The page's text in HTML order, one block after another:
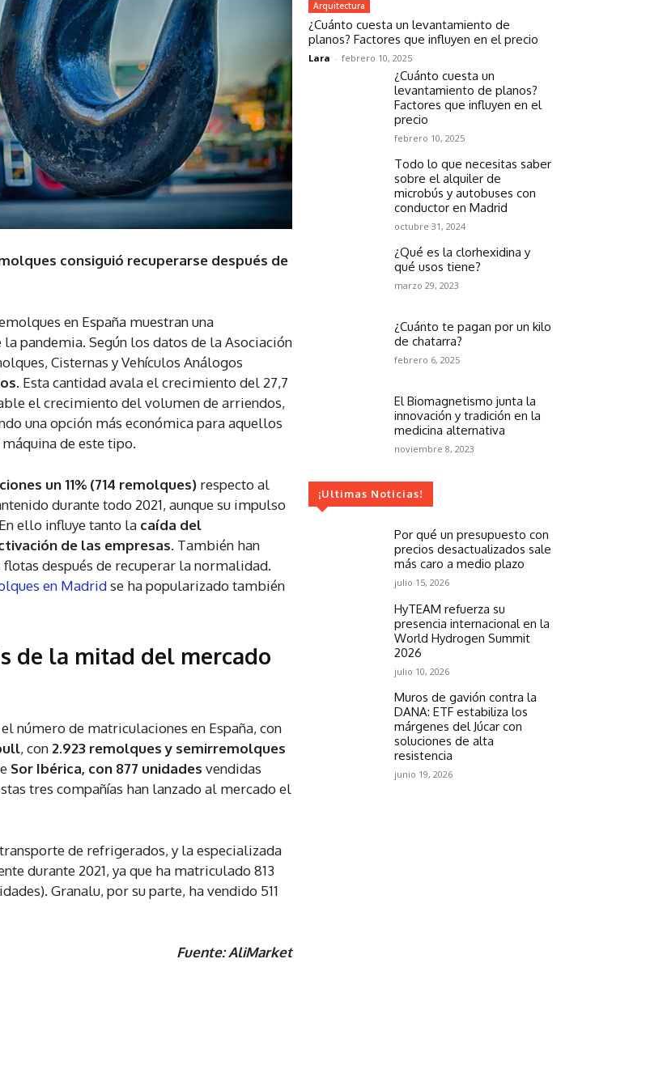
consiguió recuperarse después de
en España muestran una
pandemia. Según los datos de la Asociación
Cisternas y Vehículos Análogos
. Esta cantidad avala el crecimiento del 27,7
el crecimiento del volumen de arriendos,
una opción más económica para aquellos
de este tipo.
un 11% (714 remolques) respecto al
durante todo 2021, aunque su impulso
ello influye tanto la caída del
de las empresas. También han
después de recuperar la normalidad.
en Madridse ha popularizado también
de la mitad del mercado
el número de matriculaciones en España, con
, con 2.923 remolques y semirremolques
Sor Ibérica, con 877 unidades vendidas
tres compañías han lanzado al mercado el
de refrigerados, y la especializada
durante 2021, ya que ha matriculado 813
Granalu, por su parte, ha vendido 511
Fuente: AliMarket
Arquitectura
¿Cuánto cuesta un levantamiento de
planos? Factores que influyen en el precio
Lara - febrero 10, 2025
¿Cuánto cuesta un
levantamiento de planos?
Factores que influyen en el
precio
febrero 10, 2025
Todo lo que necesitas saber
sobre el alquiler de
microbús y autobuses con
conductor en Madrid
octubre 31, 2024
¿Qué es la clorhexidina y
qué usos tiene?
marzo 29, 2023
¿Cuánto te pagan por un kilo
de chatarra?
febrero 6, 2025
El Biomagnetismo junta la
innovación y tradición en la
medicina alternativa
noviembre 8, 2023
¡Ultimas Noticias!
Por qué un presupuesto con
precios desactualizados sale
más caro a medio plazo
julio 15, 2026
HyTEAM refuerza su
presencia internacional en la
World Hydrogen Summit
2026
julio 10, 2026
Muros de gavión contra la
DANA: ETF estabiliza los
márgenes del Júcar con
soluciones de alta
resistencia
junio 19, 2026